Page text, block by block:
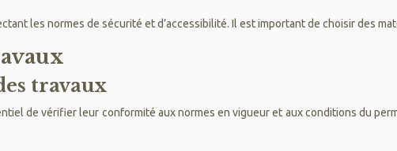
les normes de sécurité et d’accessibilité. Il est important de choisir des
travaux
de vérifier leur conformité aux normes en vigueur et aux conditions du